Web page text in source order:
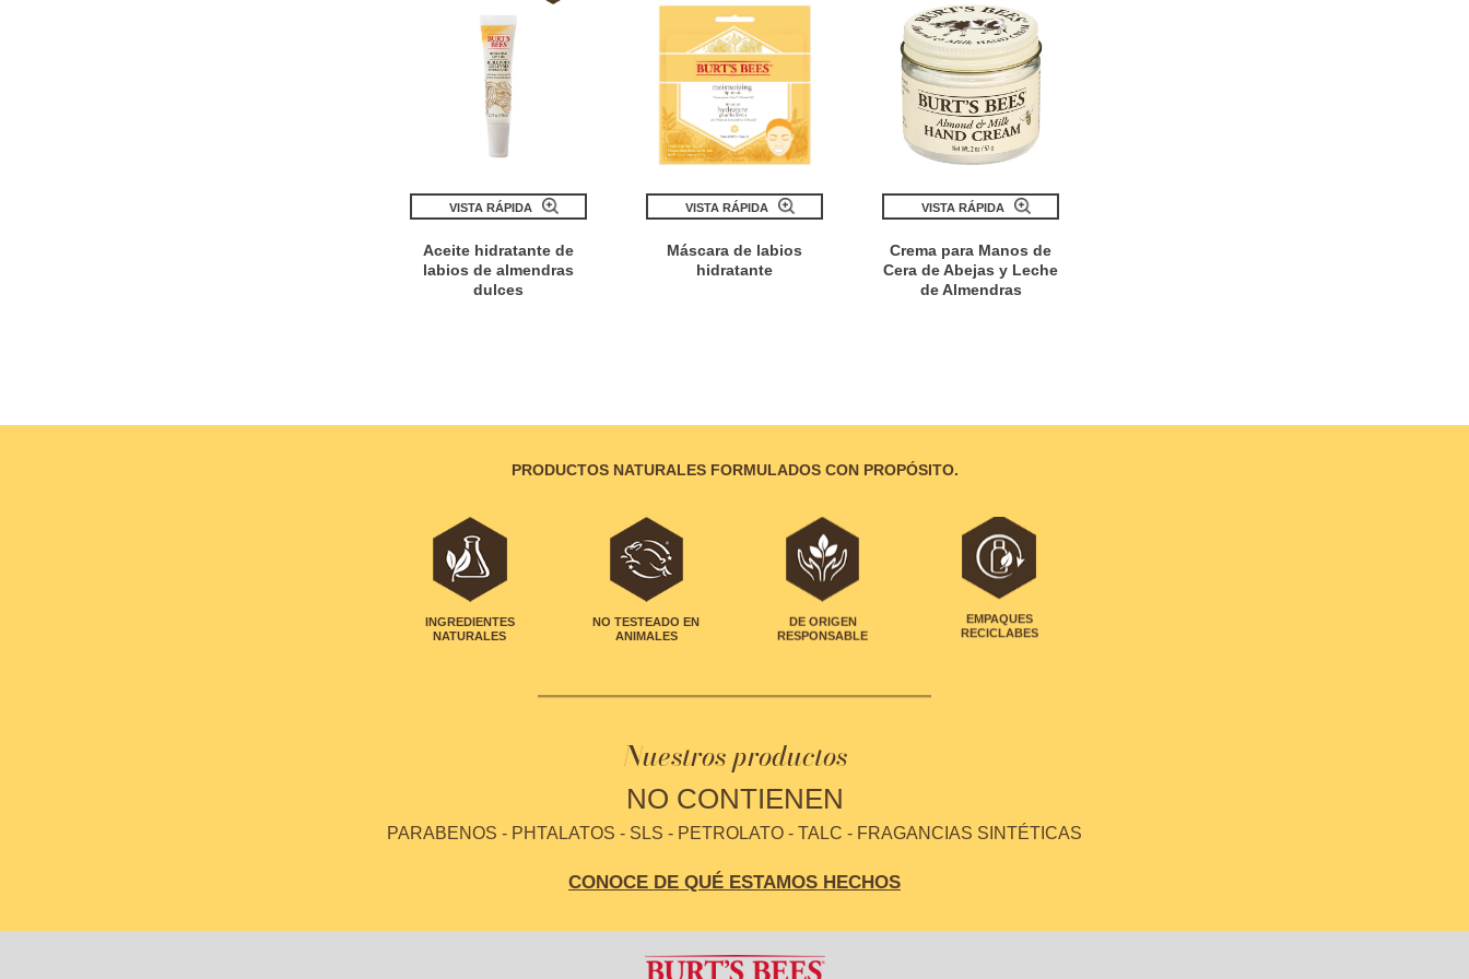
VISTA RÁPIDA
Aceite hidratante de
labios de almendras
dulces
VISTA RÁPIDA
Máscara de labios
hidratante
VISTA RÁPIDA
Crema para Manos de
Cera de Abejas y Leche
de Almendras
PRODUCTOS NATURALES FORMULADOS CON PROPÓSITO.
INGREDIENTES
NATURALES
NO TESTEADO EN
ANIMALES
DE ORIGEN
RESPONSABLE
EMPAQUES
RECICLABES
Nuestros productos
NO CONTIENEN
PARABENOS - PHTALATOS - SLS - PETROLATO - TALC - FRAGANCIAS SINTÉTICAS
CONOCE DE QUÉ ESTAMOS HECHOS